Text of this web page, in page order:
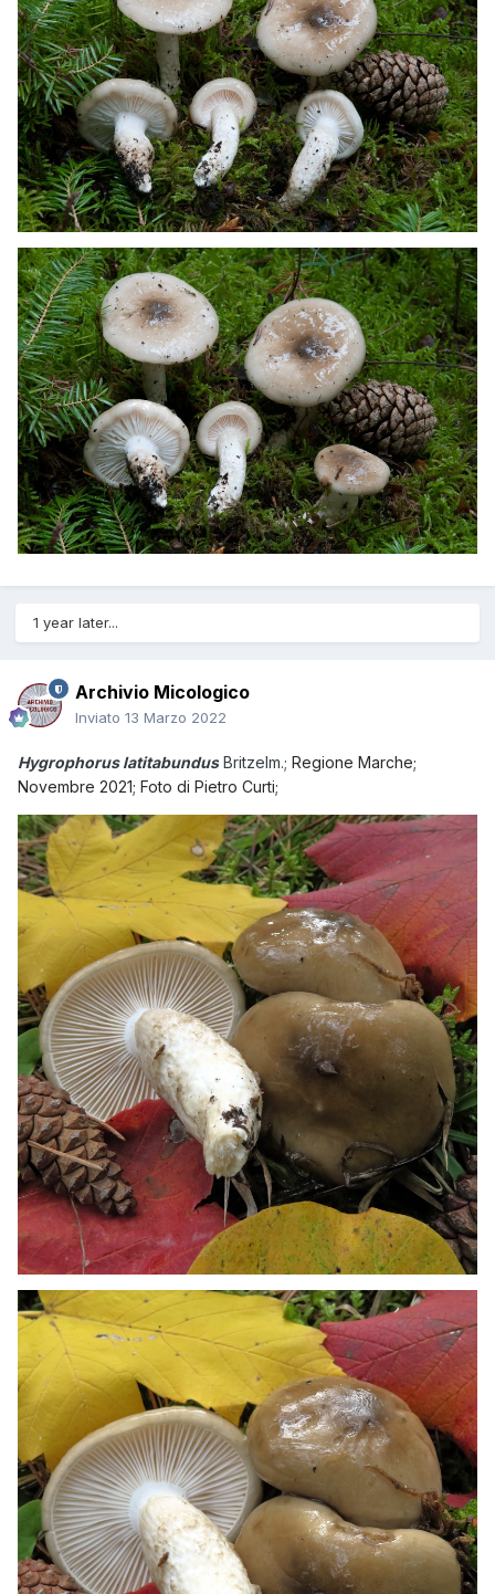
1 year later...
Archivio Micologico
Inviato 13 Marzo 2022
Hygrophorus latitabundus Britzelm.; Regione Marche;
Novembre 2021; Foto di Pietro Curti;